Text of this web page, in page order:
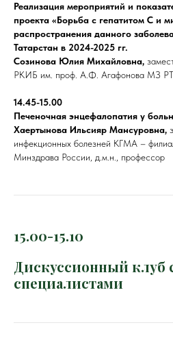
Реализация мероприятий и
проекта «Борьба с гепатитом С и
распространения данного
Татарстан в 2024-2025 гг.
Созинова Юлия Михайловна,
РКИБ им. проф. А.Ф. Агафонова МЗ РТ,
14.45-15.00
Печеночная энцефалопатия у
Хаертынова Ильсияр Мансуровна,
инфекционных болезней КГМА –
Минздрава России, д.м.н., профессор
15.00-15.10
Дискуссионный клуб
специалистами